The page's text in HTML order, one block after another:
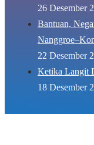
26 Desember
Bantuan,
22 Desember
Ketika Langit
18 Desember